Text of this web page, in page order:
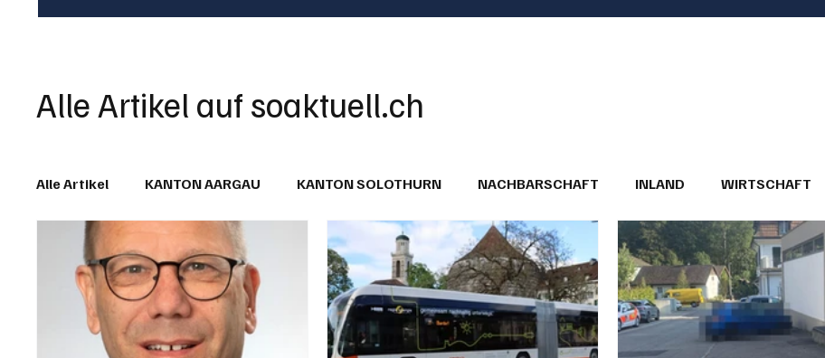
Alle Artikel auf soaktuell.ch
Alle Artikel KANTON AARGAU KANTON SOLOTHURN NACHBARSCHAFT INLAND WIRTSCHAFT
IN EIGENER SACHE KOMMENTARE LESERBRIEFE PUBLIREPORTAGEN TOPSTORY MUGA'26